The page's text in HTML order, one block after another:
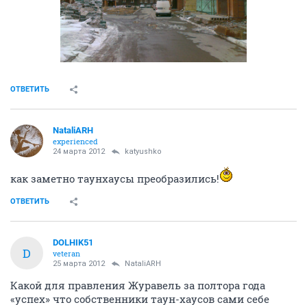
ОТВЕТИТЬ
NataliARH
experienced
24 марта 2012 katyushko
как заметно таунхаусы преобразились!
ОТВЕТИТЬ
D
DOLHIK51
veteran
25 марта 2012 NataliARH
Какой для правления Журавель за полтора года
«успех» что собственники таун-хаусов сами себе